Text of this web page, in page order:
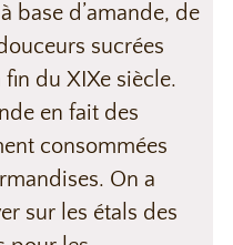
base d’amande, de
sucrées
du XIXe siècle.
en fait des
consommées
On a
sur les étals des